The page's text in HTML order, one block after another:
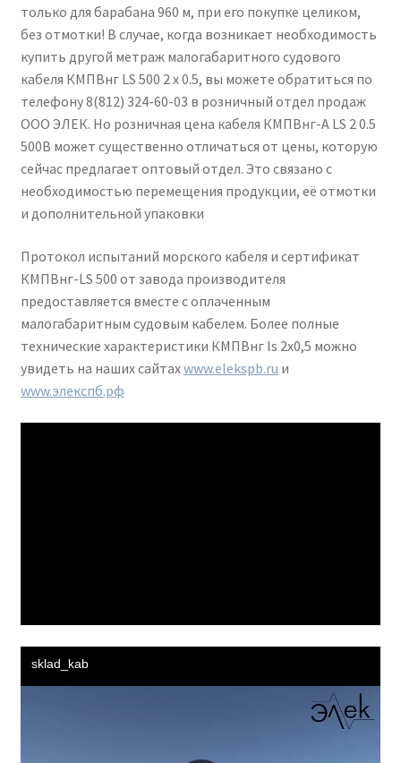
только для барабана 960 м, при его покупке целиком,
без отмотки! В случае, когда возникает необходимость
купить другой метраж малогабаритного судового
кабеля КМПВнг LS 500 2 х 0.5, вы можете обратиться по
телефону 8(812) 324-60-03 в розничный отдел продаж
ООО ЭЛЕК. Но розничная цена кабеля КМПВнг-А LS 2 0.5
500В может существенно отличаться от цены, которую
сейчас предлагает оптовый отдел. Это связано с
необходимостью перемещения продукции, её отмотки
и дополнительной упаковки
Протокол испытаний морского кабеля и сертификат
КМПВнг-LS 500 от завода производителя
предоставляется вместе с оплаченным
малогабаритным судовым кабелем. Более полные
технические характеристики КМПВнг ls 2х0,5 можно
увидеть на наших сайтахwww.elekspb.ru и
www.элекспб.рф